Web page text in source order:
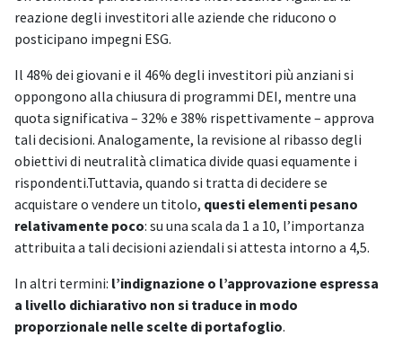
reazione degli investitori alle aziende che riducono o
posticipano impegni ESG.
Il 48% dei giovani e il 46% degli investitori più anziani si
oppongono alla chiusura di programmi DEI, mentre una
quota significativa – 32% e 38% rispettivamente – approva
tali decisioni. Analogamente, la revisione al ribasso degli
obiettivi di neutralità climatica divide quasi equamente i
rispondenti.Tuttavia, quando si tratta di decidere se
acquistare o vendere un titolo, questi elementi pesano
relativamente poco: su una scala da 1 a 10, l’importanza
attribuita a tali decisioni aziendali si attesta intorno a 4,5.
In altri termini: l’indignazione o l’approvazione espressa
a livello dichiarativo non si traduce in modo
proporzionale nelle scelte di portafoglio.